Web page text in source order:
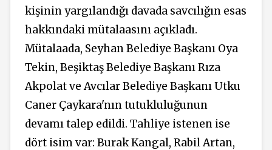
kişinin yargılandığı davada savcılığın esas
hakkındaki mütalaasını açıkladı.
Mütalaada, Seyhan Belediye Başkanı Oya
Tekin, Beşiktaş Belediye Başkanı Rıza
Akpolat ve Avcılar Belediye Başkanı Utku
Caner Çaykara'nın tutukluluğunun
devamı talep edildi. Tahliye istenen ise
dört isim var: Burak Kangal, Rabil Artan,